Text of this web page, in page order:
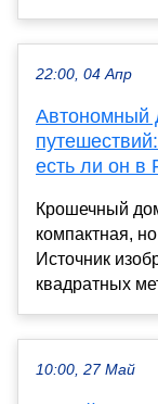
22:00, 04 Апр
Автономный
есть ли он в
Крошечный
компактная,
Источник
квадратных
10:00, 27 Май